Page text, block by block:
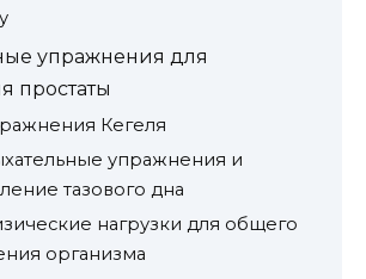
упражнения для
простаты
Кегеля
упражнения и
тазового дна
нагрузки для общего
организма